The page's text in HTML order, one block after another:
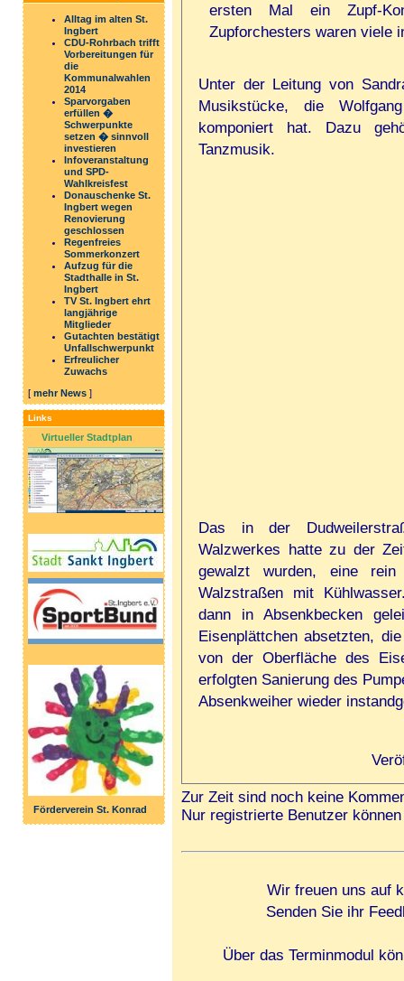
Alltag im alten St.
Ingbert
CDU-Rohrbach trifft
Vorbereitungen für
die
Kommunalwahlen
2014
Sparvorgaben
erfüllen �
Schwerpunkte
setzen � sinnvoll
investieren
Infoveranstaltung
und SPD-
Wahlkreisfest
Donauschenke St.
Ingbert wegen
Renovierung
geschlossen
Regenfreies
Sommerkonzert
Aufzug für die
Stadthalle in St.
Ingbert
TV St. Ingbert ehrt
langjährige
Mitglieder
Gutachten bestätigt
Unfallschwerpunkt
Erfreulicher
Zuwachs
[ mehr News ]
Links
Virtueller Stadtplan
Förderverein St. Konrad
ersten Mal ein Zupf-
Zupforchesters waren viele
Unter der Leitung von
Musikstücke, die
komponiert hat. Dazu
Tanzmusik.
Das in der
Walzwerkes hatte zu der
gewalzt wurden, eine
Walzstraßen mit
dann in Absenkbecken
Eisenplättchen absetzten,
von der Oberfläche des
erfolgten Sanierung des
Absenkweiher wieder
Zur Zeit sind noch keine
Nur registrierte Benutzer
Wir freuen uns auf
Senden Sie ihr
Über das Terminmodul